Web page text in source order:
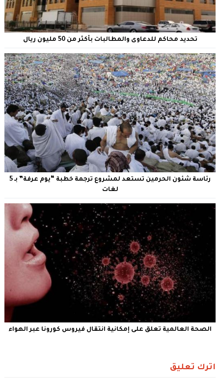
تحديد محاكم للدعاوى والمطالبات بأكثر من 50 مليون ريال
رئاسة شئون الحرمين تستعد لمشروع ترجمة خطبة “يوم عرفة” بـ 5
لغات
الصحة العالمية تعلق على إمكانية انتقال فيروس كورونا عبر الهواء
اترك تعليق